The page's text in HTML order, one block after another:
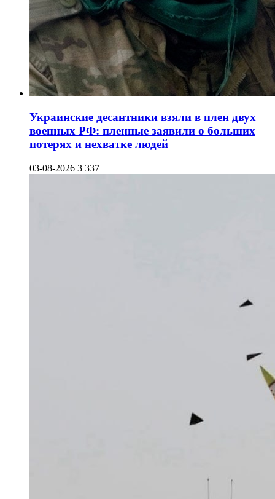
Украинские десантники взяли в плен двух
военных РФ: пленные заявили о больших
потерях и нехватке людей
03-08-2026 3 337